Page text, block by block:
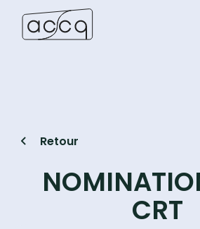
Retour
CRT